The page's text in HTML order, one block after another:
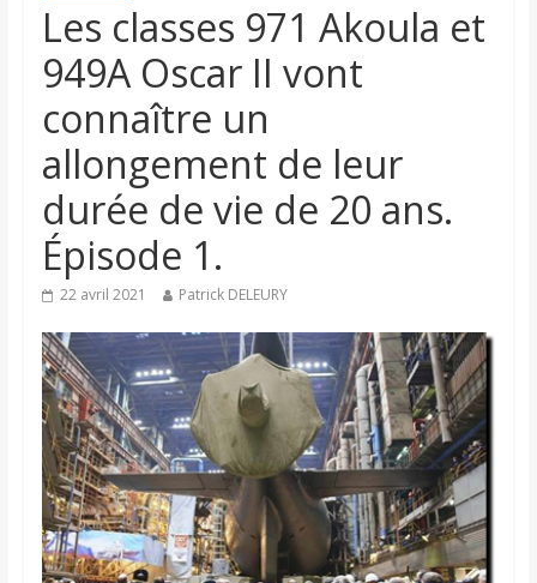
Les classes 971 Akoula et
949A Oscar II vont
connaître un
allongement de leur
durée de vie de 20 ans.
Épisode 1.
22 avril 2021 Patrick DELEURY